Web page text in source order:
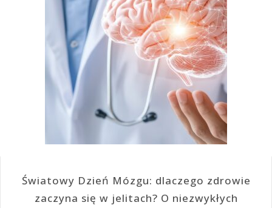
Światowy Dzień Mózgu: dlaczego zdrowie
zaczyna się w jelitach? O niezwykłych